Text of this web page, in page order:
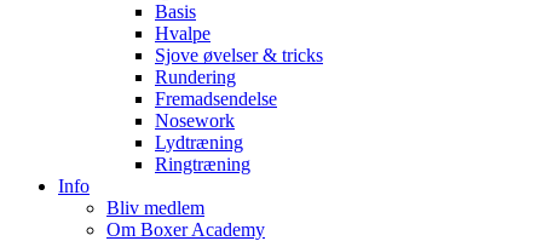
Basis
Hvalpe
Sjove øvelser & tricks
Rundering
Fremadsendelse
Nosework
Lydtræning
Ringtræning
Info
Bliv medlem
Om Boxer Academy